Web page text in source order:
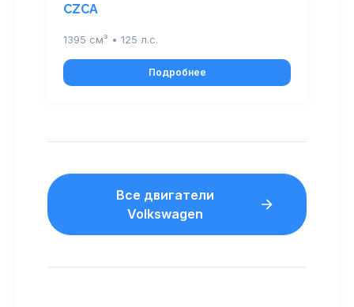
CZCA
1395 см³ • 125 л.с.
Подробнее
Все двигатели
Volkswagen